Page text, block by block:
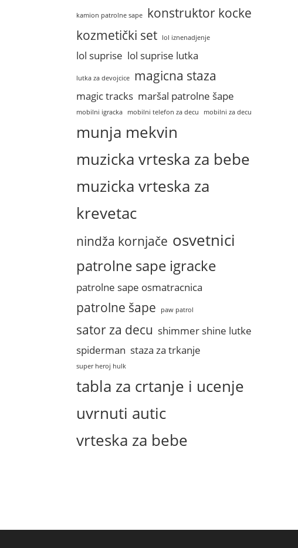
kamion patrolne sape
konstruktor kocke
kozmetički set
lol iznenadjenje
lol suprise lol suprise lutka
lutka za devojcice magicna staza
magic tracks maršal patrolne šape
mobilni igracka mobilni telefon za decu mobilni za decu
munja mekvin
muzicka vrteska za bebe
muzicka vrteska za
krevetac
nindža kornjače osvetnici
patrolne sape igracke
patrolne sape osmatracnica
patrolne šape paw patrol
sator za decu shimmer shine lutke
spiderman staza za trkanje
super heroj hulk
tabla za crtanje i ucenje
uvrnuti autic
vrteska za bebe